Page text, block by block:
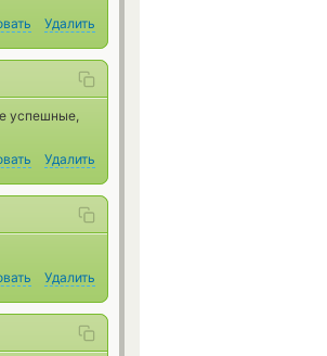
Удалить
успешные,
Удалить
Удалить